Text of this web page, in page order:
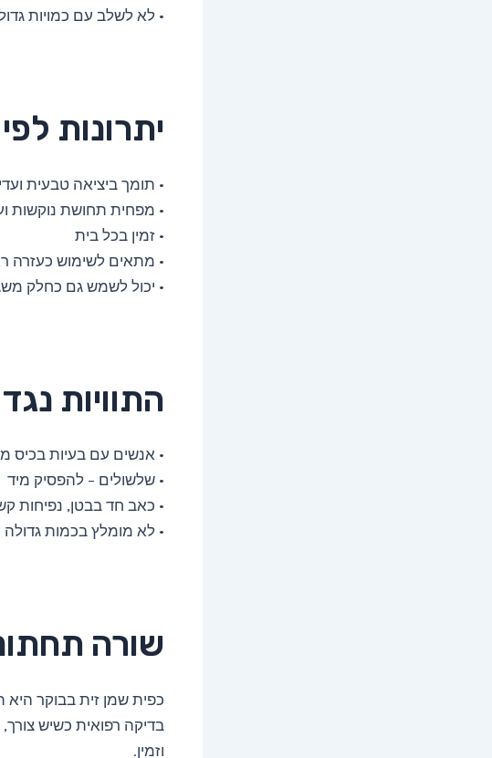
• לא לשלב עם כמויות
יתרונות
• תומך ביציאה טבעית
• מפחית תחושת נוקשות
• זמין בכל בית
• מתאים לשימוש כעזרה
• יכול לשמש גם כחלק
התוויות נגד
• אנשים עם בעיות בכיס
• שלשולים – להפסיק מיד
• כאב חד בבטן, נפיחות
• לא מומלץ בכמות
שורה
כפית שמן זית בבוקר
בדיקה רפואית כשיש צורך,
וזמין.